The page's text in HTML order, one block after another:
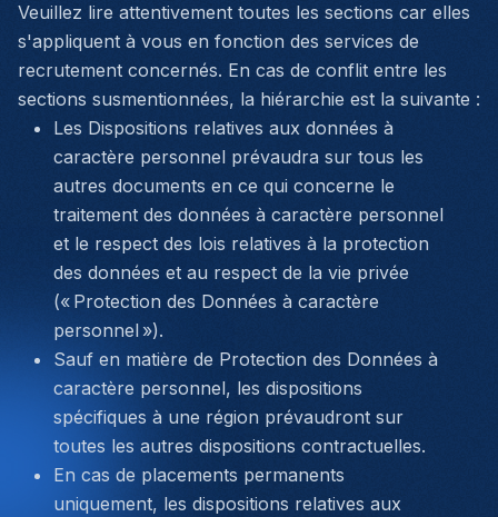
Veuillez lire attentivement toutes les sections car elles
s'appliquent à vous en fonction des services de
recrutement concernés. En cas de conflit entre les
sections susmentionnées, la hiérarchie est la suivante :
Les Dispositions relatives aux données à
caractère personnel prévaudra sur tous les
autres documents en ce qui concerne le
traitement des données à caractère personnel
et le respect des lois relatives à la protection
des données et au respect de la vie privée
(« Protection des Données à caractère
personnel »).
Sauf en matière de Protection des Données à
caractère personnel, les dispositions
spécifiques à une région prévaudront sur
toutes les autres dispositions contractuelles.
En cas de placements permanents
uniquement, les dispositions relatives aux